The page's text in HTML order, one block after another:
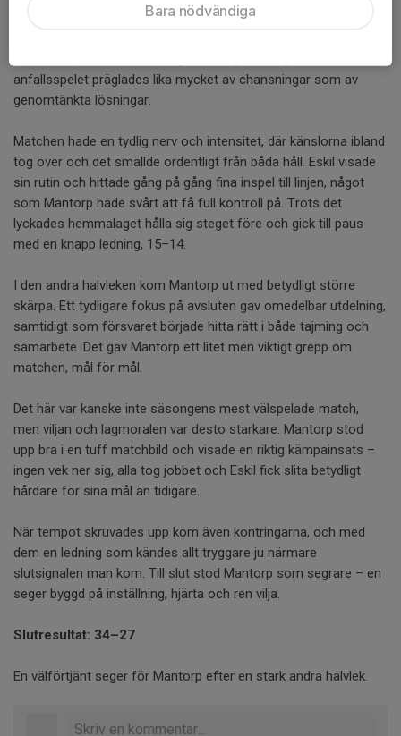
som man kunde ana. Lagen bytte mål med varandra i ett tempo
anfallsspelet präglades lika mycket av chansningar som av
genomtänkta lösningar.
Matchen hade en tydlig nerv och intensitet, där känslorna ibland
tog över och det smällde ordentligt från båda håll. Eskil visade
sin rutin och hittade gång på gång fina inspel till linjen, något
som Mantorp hade svårt att få full kontroll på. Trots det
lyckades hemmalaget hålla sig steget före och gick till paus
med en knapp ledning, 15–14.
I den andra halvleken kom Mantorp ut med betydligt större
skärpa. Ett tydligare fokus på avsluten gav omedelbar utdelning,
samtidigt som försvaret började hitta rätt i både tajming och
samarbete. Det gav Mantorp ett litet men viktigt grepp om
matchen, mål för mål.
Det här var kanske inte säsongens mest välspelade match,
men viljan och lagmoralen var desto starkare. Mantorp stod
upp bra i en tuff matchbild och visade en riktig kämpainsats –
ingen vek ner sig, alla tog jobbet och Eskil fick slita betydligt
hårdare för sina mål än tidigare.
När tempot skruvades upp kom även kontringarna, och med
dem en ledning som kändes allt tryggare ju närmare
slutsignalen man kom. Till slut stod Mantorp som segrare – en
seger byggd på inställning, hjärta och ren vilja.
Slutresultat: 34–27
En välförtjänt seger för Mantorp efter en stark andra halvlek.
Bara nödvändiga